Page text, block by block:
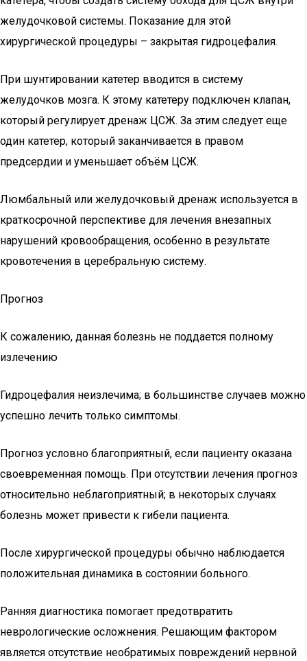
желудочковой системы. Показание для этой
хирургической процедуры – закрытая гидроцефалия.
При шунтировании катетер вводится в систему
желудочков мозга. К этому катетеру подключен клапан,
который регулирует дренаж ЦСЖ. За этим следует еще
один катетер, который заканчивается в правом
предсердии и уменьшает объём ЦСЖ.
Люмбальный или желудочковый дренаж используется в
краткосрочной перспективе для лечения внезапных
нарушений кровообращения, особенно в результате
кровотечения в церебральную систему.
Прогноз
К сожалению, данная болезнь не поддается полному
излечению
Гидроцефалия неизлечима; в большинстве случаев можно
успешно лечить только симптомы.
Прогноз условно благоприятный, если пациенту оказана
своевременная помощь. При отсутствии лечения прогноз
относительно неблагоприятный; в некоторых случаях
болезнь может привести к гибели пациента.
После хирургической процедуры обычно наблюдается
положительная динамика в состоянии больного.
Ранняя диагностика помогает предотвратить
неврологические осложнения. Решающим фактором
является отсутствие необратимых повреждений нервной